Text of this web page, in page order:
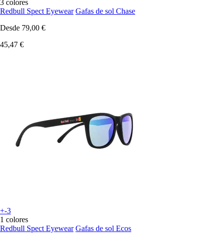
3 colores
Redbull Spect Eyewear Gafas de sol Chase
Desde 79,00 €
45,47 €
+-3
1 colores
Redbull Spect Eyewear Gafas de sol Ecos